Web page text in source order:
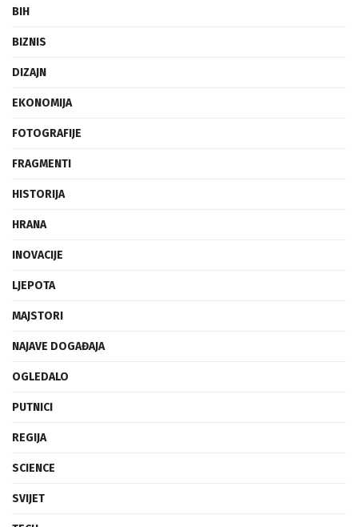
BIH
BIZNIS
DIZAJN
EKONOMIJA
FOTOGRAFIJE
FRAGMENTI
HISTORIJA
HRANA
INOVACIJE
LJEPOTA
MAJSTORI
NAJAVE DOGAĐAJA
OGLEDALO
PUTNICI
REGIJA
SCIENCE
SVIJET